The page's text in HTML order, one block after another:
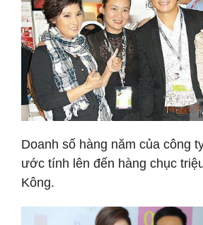
Doanh số hàng năm của công
ước tính lên đến hàng chục
Kông.